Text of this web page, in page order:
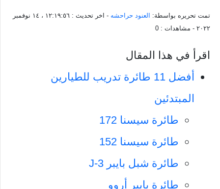
تمت تحريره بواسطة: العنود حراحشه - اخر تحديث :
١٢:١٩:٥٦ ، ١٤ نوفمبر
٢٠٢٢ - مشاهدات : 0
اقرأ في هذا المقال
أفضل 11 طائرة تدريب للطيارين
المبتدئين
طائرة سيسنا 172
طائرة سيسنا 152
طائرة شبل بايبر J-3
طائرة بايبر أروو